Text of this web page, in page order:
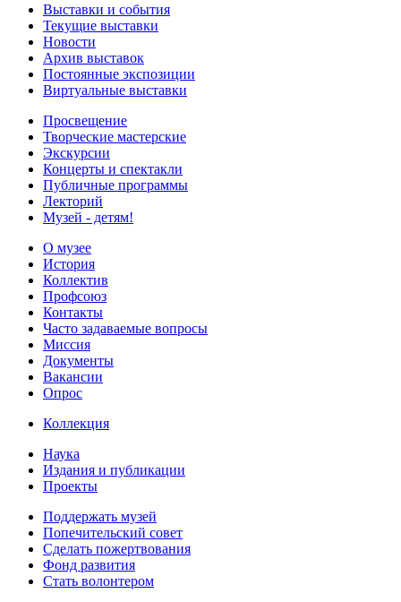
Выставки и события
Текущие выставки
Новости
Архив выставок
Постоянные экспозиции
Виртуальные выставки
Просвещение
Творческие мастерские
Экскурсии
Концерты и спектакли
Публичные программы
Лекторий
Музей - детям!
О музее
История
Коллектив
Профсоюз
Контакты
Часто задаваемые вопросы
Миссия
Документы
Вакансии
Опрос
Коллекция
Наука
Издания и публикации
Проекты
Поддержать музей
Попечительский совет
Сделать пожертвования
Фонд развития
Стать волонтером